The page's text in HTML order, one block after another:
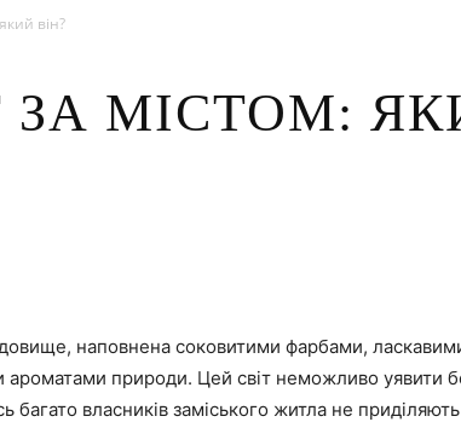
він?
МІСТОМ:
наповнена соковитими фарбами,
ароматами природи. Цей світ неможливо уявити
власників заміського житла не приділяють